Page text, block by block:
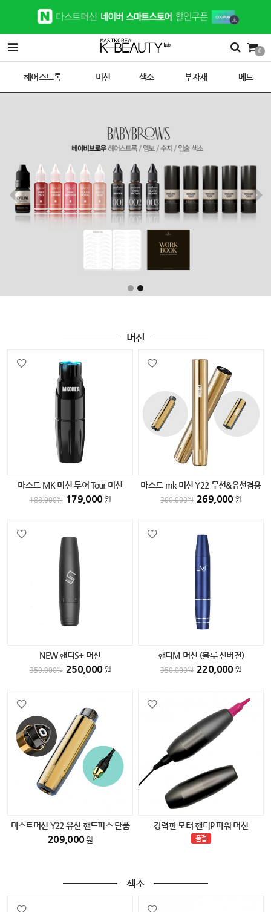
0
헤어스트록 머신 색소 부자재 베드
머신
마스트 MK 머신 투어 Tour 머신
BLACK
188,000원 179,000원
마스트 mk 머신 Y22 무선&유선겸용
머신 GOLD
300,000원 269,000원
NEW 핸디S+ 머신
350,000원 250,000원
핸디M 머신 (블루 신버전)
350,000원 220,000원
마스트머신 Y22 유선 핸드피스 단품
209,000원
강력한 모터 핸디P 파워 머신
품절
색소